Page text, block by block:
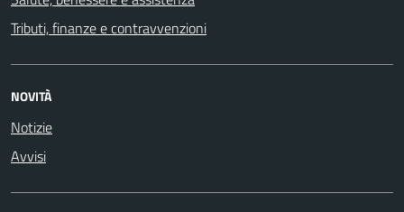
Tributi, finanze e contravvenzioni
NOVITÀ
Notizie
Avvisi